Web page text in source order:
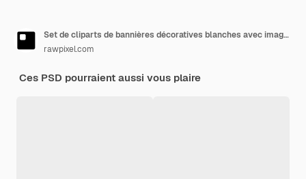
Set de cliparts de bannières décoratives blanches avec image PNG sur ruban
rawpixel.com
Ces PSD pourraient aussi vous plaire